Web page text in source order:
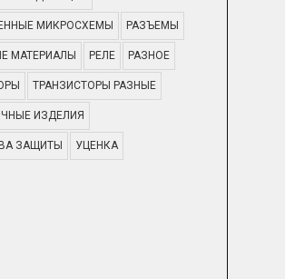
МИКРОСХЕМЫ РАЗЪЕМЫ
МАТЕРИАЛЫ РЕЛЕ РАЗНОЕ
ТРАНЗИСТОРЫ РАЗНЫЕ
ИЗДЕЛИЯ
ЗАЩИТЫ УЦЕНКА